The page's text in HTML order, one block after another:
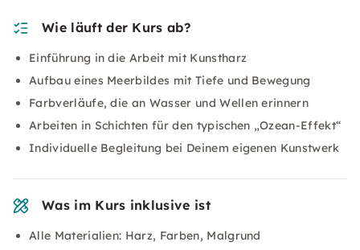
Wie läuft der Kurs ab?
Einführung in die Arbeit mit Kunstharz
Aufbau eines Meerbildes mit Tiefe und Bewegung
Farbverläufe, die an Wasser und Wellen erinnern
Arbeiten in Schichten für den typischen „Ozean-Effekt“
Individuelle Begleitung bei Deinem eigenen Kunstwerk
Was im Kurs inklusive ist
Alle Materialien: Harz, Farben, Malgrund